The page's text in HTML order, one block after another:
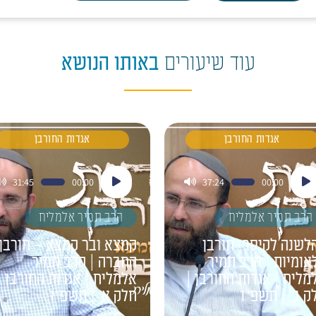
עוד שיעורים באותו הנושא
אגדות החורבן
00:00
37:24
הרב תמיר אלמליח
לקיסר- חורבן
| הרב תמיר
| אגדות החורבן |
ב' | תשפ"ו
אגדות החורבן
נגן
אודיו
00:00
31:45
הרב תמיר אלמליח
קמצא ובר קמצא –
החברה | הרב תמיר
אלמליח | אגדות
חלק א' | תשפ"ו